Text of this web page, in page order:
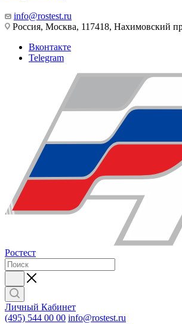
info@rostest.ru
Россия, Москва, 117418, Нахимовский
Вконтакте
Telegram
Ростест
Личный Кабинет
(495) 544 00 00 info@rostest.ru